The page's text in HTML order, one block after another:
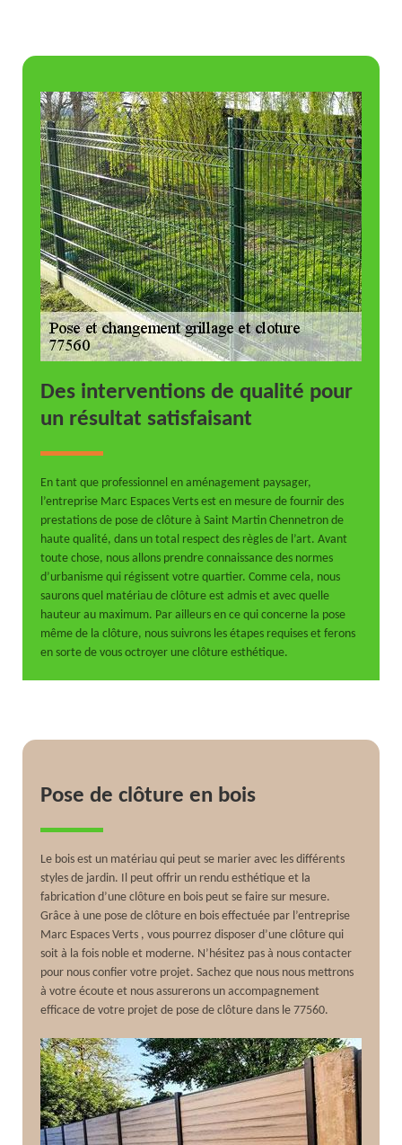
Des interventions de qualité pour
un résultat satisfaisant
En tant que professionnel en aménagement paysager,
l’entreprise Marc Espaces Verts est en mesure de fournir des
prestations de pose de clôture à Saint Martin Chennetron de
haute qualité, dans un total respect des règles de l’art. Avant
toute chose, nous allons prendre connaissance des normes
d’urbanisme qui régissent votre quartier. Comme cela, nous
saurons quel matériau de clôture est admis et avec quelle
hauteur au maximum. Par ailleurs en ce qui concerne la pose
même de la clôture, nous suivrons les étapes requises et ferons
en sorte de vous octroyer une clôture esthétique.
Pose de clôture en bois
Le bois est un matériau qui peut se marier avec les différents
styles de jardin. Il peut offrir un rendu esthétique et la
fabrication d’une clôture en bois peut se faire sur mesure.
Grâce à une pose de clôture en bois effectuée par l’entreprise
Marc Espaces Verts , vous pourrez disposer d’une clôture qui
soit à la fois noble et moderne. N’hésitez pas à nous contacter
pour nous confier votre projet. Sachez que nous nous mettrons
à votre écoute et nous assurerons un accompagnement
efficace de votre projet de pose de clôture dans le 77560.